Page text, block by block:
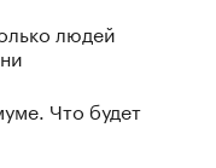
людей
Что будет